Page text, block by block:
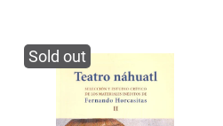
Sold out